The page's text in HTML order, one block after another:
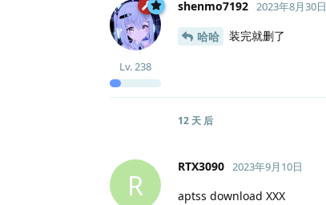
shenmo7192
Lv. 238
2023年8月30日
哈哈 装完就删了
12 天 后
R
RTX3090 2023年9月10日
aptss download XXX